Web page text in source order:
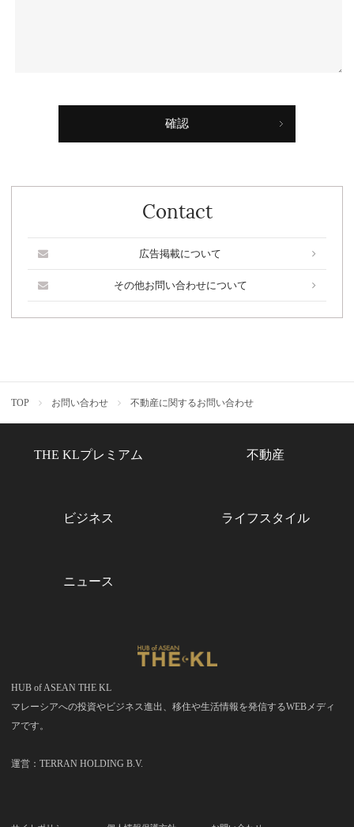
Contact
広告掲載について
その他お問い合わせについて
TOP お問い合わせ 不動産に関するお問い合わせ
THE KLプレミアム 不動産
ビジネス ライフスタイル
ニュース
HUB of ASEAN THE KL
マレーシアへの投資やビジネス進出、移住や生活情報を発信するWEBメディ
アです。
運営：TERRAN HOLDING B.V.